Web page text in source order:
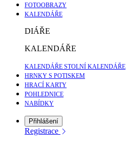
FOTOOBRAZY
KALENDÁŘE
DIÁŘE
KALENDÁŘE
KALENDÁŘE STOLNÍ KALENDÁŘE
HRNKY S POTISKEM
HRACÍ KARTY
POHLEDNICE
NABÍDKY
Přihlášení
Registrace